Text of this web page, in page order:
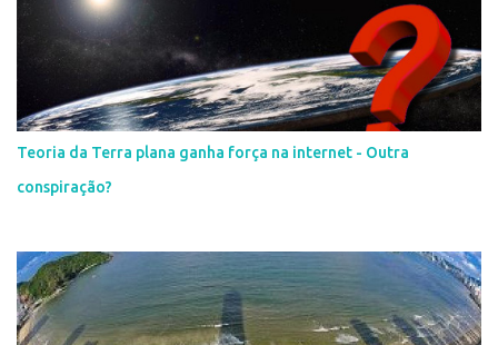
Teoria da Terra plana ganha força na internet - Outra
conspiração?